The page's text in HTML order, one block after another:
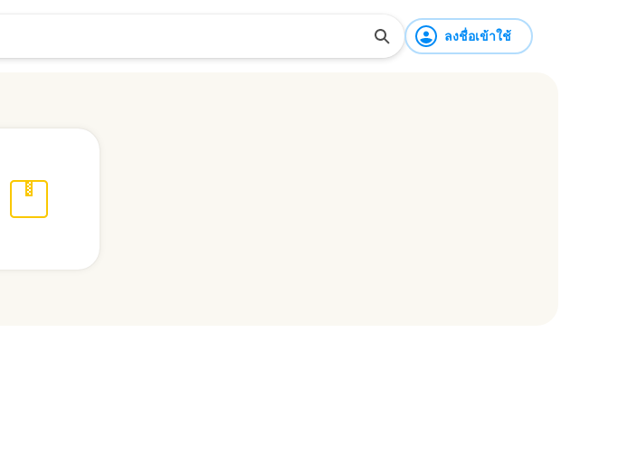
ลงชื่อเข้าใช้